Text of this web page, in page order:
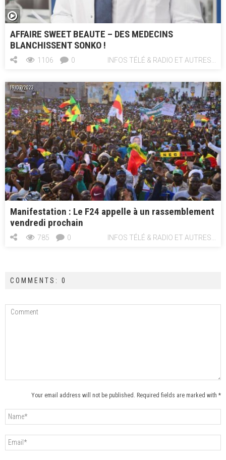
AFFAIRE SWEET BEAUTE – DES MEDECINS
BLANCHISSENT SONKO !
INFOS TÉLÉ & RADIO ET AUTRES...
1106 0
19/07/2023
Manifestation : Le F24 appelle à un rassemblement
vendredi prochain
INFOS TÉLÉ & RADIO ET AUTRES...
785 0
COMMENTS: 0
Your email address will not be published. Required fields are marked with *